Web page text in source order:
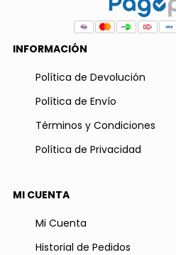
INFORMACIÓN
Política de Devolución
Política de Envío
Términos y Condiciones
Política de Privacidad
MI CUENTA
Mi Cuenta
Historial de Pedidos